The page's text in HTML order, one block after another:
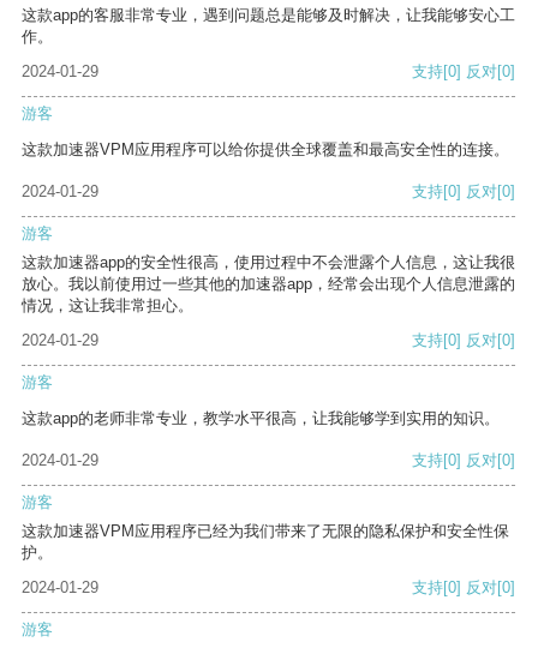
这款app的客服非常专业，遇到问题总是能够及时解决，让我能够安心工
作。
2024-01-29
支持[0] 反对[0]
游客
这款加速器VPM应用程序可以给你提供全球覆盖和最高安全性的连接。
2024-01-29 支持[0] 反对[0]
游客
这款加速器app的安全性很高，使用过程中不会泄露个人信息，这让我很
放心。我以前使用过一些其他的加速器app，经常会出现个人信息泄露的
情况，这让我非常担心。
2024-01-29
支持[0] 反对[0]
游客
这款app的老师非常专业，教学水平很高，让我能够学到实用的知识。
2024-01-29 支持[0] 反对[0]
游客
这款加速器VPM应用程序已经为我们带来了无限的隐私保护和安全性保
护。
2024-01-29
支持[0] 反对[0]
游客